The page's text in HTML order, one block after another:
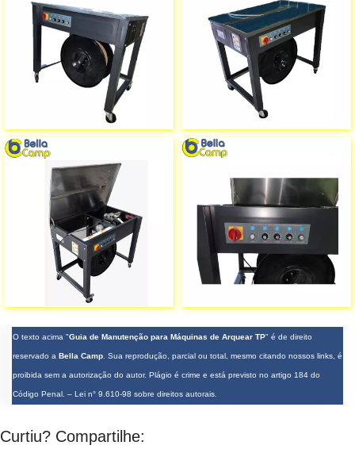
O texto acima "Guia de Manutenção para Máquinas de Arquear TP" é de direito
reservado a Bella Camp . Sua reprodução, parcial ou total, mesmo citando nossos links, é
proibida sem a autorização do autor. Plágio é crime e está previsto no artigo 184 do
Código Penal. – Lei n° 9.610-98 sobre direitos autorais
Curtiu? Compartilhe: